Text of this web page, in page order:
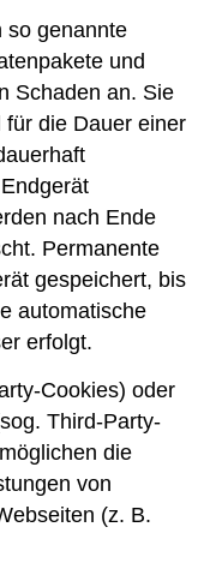
so genannte
und
Schaden an. Sie
die Dauer einer
nach Ende
Permanente
gespeichert, bis
automatische
erfolgt.
Cookies) oder
Third-Party-
die
von
(z. B.